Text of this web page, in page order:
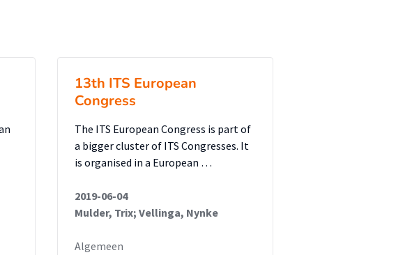
13th ITS European
Congress
The ITS European Congress is part of
a bigger cluster of ITS Congresses. It
is organised in a European …
2019-06-04
Mulder, Trix; Vellinga, Nynke
Algemeen